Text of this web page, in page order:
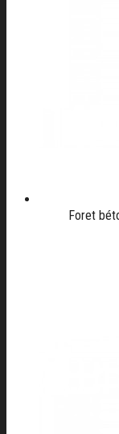
Foret